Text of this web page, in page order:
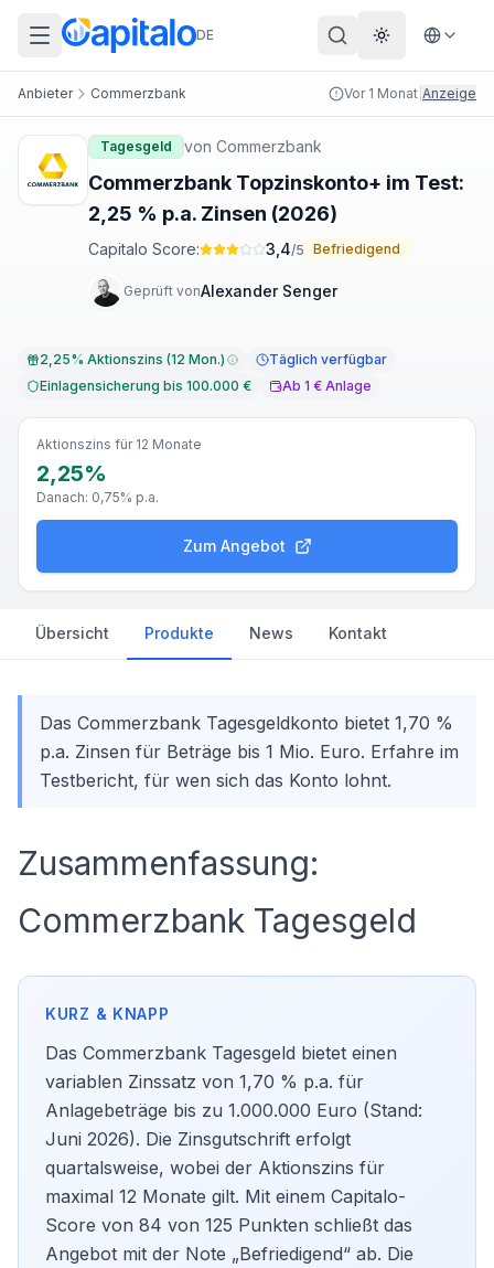
DE Theme
Anbieter Commerzbank Vor 1 Monat Anzeige
Tagesgeld von Commerzbank
Commerzbank Topzinskonto+ im Test:
2,25 % p.a. Zinsen (2026)
Capitalo Score: 3,4/5 Befriedigend
Geprüft vonAlexander Senger
2,25% Aktionszins (12 Mon.)
Täglich verfügbar
Einlagensicherung bis 100.000 €
Ab 1 € Anlage
Aktionszins für 12 Monate
2,25%
Danach: 0,75% p.a.
Zum Angebot
Übersicht Produkte News Kontakt
Das Commerzbank Tagesgeldkonto bietet 1,70 %
p.a. Zinsen für Beträge bis 1 Mio. Euro. Erfahre im
Testbericht, für wen sich das Konto lohnt.
Zusammenfassung:
Commerzbank Tagesgeld
Das Commerzbank Tagesgeld bietet einen
variablen Zinssatz von 1,70 % p.a. für
Anlagebeträge bis zu 1.000.000 Euro (Stand:
Juni 2026). Die Zinsgutschrift erfolgt
quartalsweise, wobei der Aktionszins für
maximal 12 Monate gilt. Mit einem Capitalo-
Score von 84 von 125 Punkten schließt das
Angebot mit der Note „Befriedigend“ ab. Die